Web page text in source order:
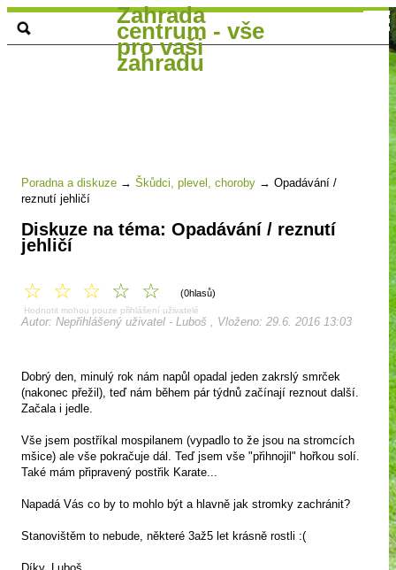
Zahrada
centrum - vše
pro vaši
zahradu
Poradna a diskuze → Škůdci, plevel, choroby → Opadávání /
reznutí jehličí
Diskuze na téma: Opadávání / reznutí
jehličí
☆
☆
☆
☆
☆ (0hlasů)
Hodnotit mohou pouze přihlášení uživatelé
Autor: Nepřihlášený uživatel - Luboš , Vloženo: 29.6. 2016 13:03
Dobrý den, minulý rok nám napůl opadal jeden zakrslý smrček
(nakonec přežil), teď nám během pár týdnů začínají reznout další.
Začala i jedle.
Vše jsem postříkal mospilanem (vypadlo to že jsou na stromcích
mšice) ale vše pokračuje dál. Teď jsem vše "přihnojil" hořkou solí.
Také mám připravený postřik Karate...
Napadá Vás co by to mohlo být a hlavně jak stromky zachránit?
Stanovištěm to nebude, některé 3až5 let krásně rostli :(